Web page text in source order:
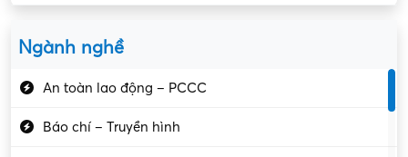
Ngành nghề
An toàn lao động – PCCC
Báo chí – Truyền hình